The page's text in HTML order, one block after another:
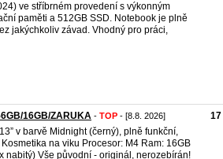
ve stříbrném provedení s výkonným
paměti a 512GB SSD. Notebook je plně
jakýchkoliv závad. Vhodný pro práci,
16GB/ZARUKA - TOP - [8.8. 2026]
13” v barvě Midnight (černý), plně funkční,
na viku Procesor: M4 Ram: 16GB
nabitý) Vše původní - originál, nerozebírán!